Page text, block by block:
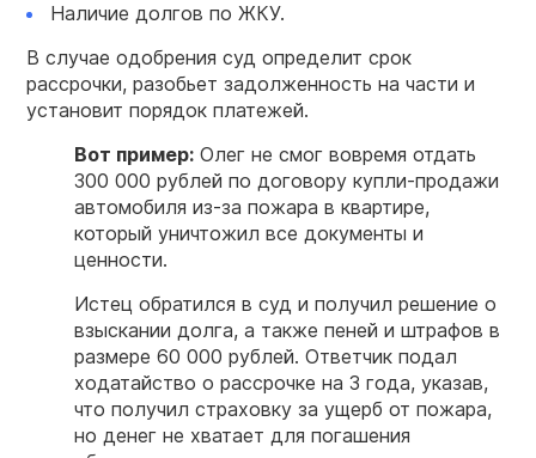
Наличие долгов по ЖКУ.
В случае одобрения суд определит срок
рассрочки, разобьет задолженность на части и
установит порядок платежей.
Вот пример: Олег не смог вовремя отдать
300 000 рублей по договору купли-продажи
автомобиля из-за пожара в квартире,
который уничтожил все документы и
ценности.
Истец обратился в суд и получил решение о
взыскании долга, а также пеней и штрафов в
размере 60 000 рублей. Ответчик подал
ходатайство о рассрочке на 3 года, указав,
что получил страховку за ущерб от пожара,
но денег не хватает для погашения